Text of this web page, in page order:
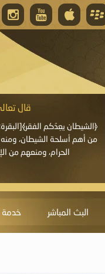
قال
من أهم أسلحة الشيطان،
الحرام، ومنعهم من
البث المباشر خدمة